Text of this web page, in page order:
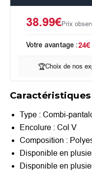
38.99€Prix
Votre avantage :24€
🏆Choix de nos
Caractéristiques
Type : Combi-
Encolure : Col V
Composition :
Disponible en
Disponible en